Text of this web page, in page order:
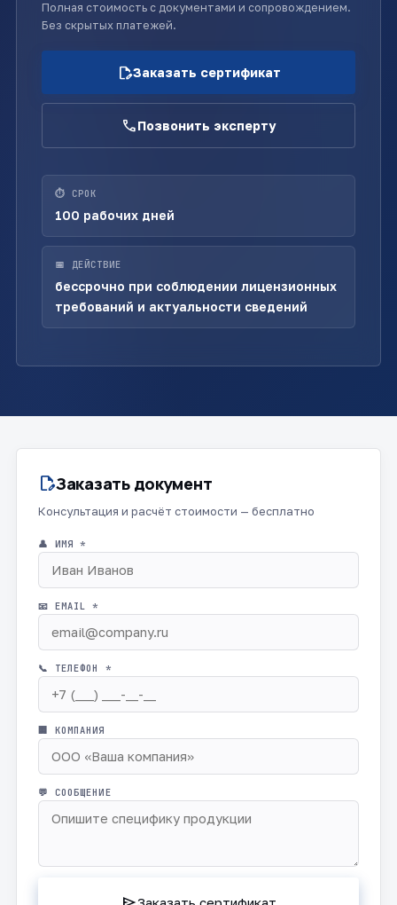
Полная стоимость с документами и сопровождением.
Без скрытых платежей.
edit_documentЗаказать сертификат
callПозвонить эксперту
⏱ СРОК
100 рабочих дней
📅 ДЕЙСТВИЕ
бессрочно при соблюдении лицензионных
требований и актуальности сведений
edit_documentЗаказать документ
Консультация и расчёт стоимости — бесплатно
👤 ИМЯ *
📧 EMAIL *
📞 ТЕЛЕФОН *
🏢 КОМПАНИЯ
💬 СООБЩЕНИЕ